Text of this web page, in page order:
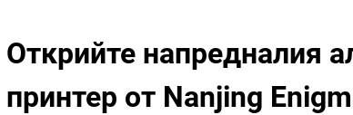
Открийте напредналия
принтер от Nanjing